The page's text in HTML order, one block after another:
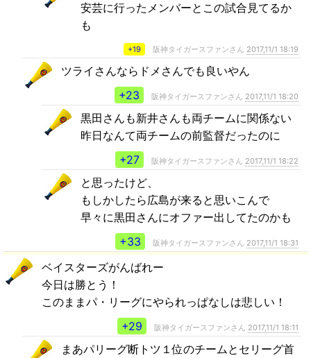
安芸に行ったメンバーとこの試合見てるか
も
+19 阪神タイガースファンさん 2017,11/1 18:19
ツライさんならドメさんでも良いやん
+23
阪神タイガースファンさん 2017,11/1 18:20
黒田さんも新井さんも両チームに関係ない
昨日なんて両チームの前監督だったのに
+27
阪神タイガースファンさん 2017,11/1 18:22
と思ったけど、
もしかしたら広島が来ると思いこんで
早々に黒田さんにオファー出してたのかも
+33
阪神タイガースファンさん 2017,11/1 18:31
ベイスターズがんばれー
今日は勝とう！
このままパ・リーグにやられっぱなしは悲しい！
+29
阪神タイガースファンさん 2017,11/1 18:11
まあパリーグ断トツ１位のチームとセリーグ首